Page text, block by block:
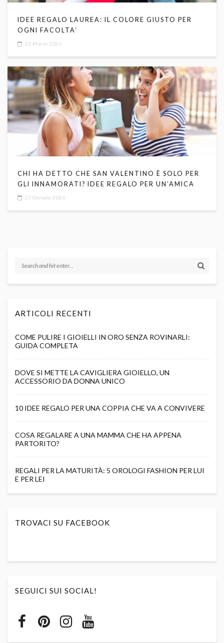
IDEE REGALO LAUREA: IL COLORE GIUSTO PER
OGNI FACOLTA’
23 Marzo 2026
CHI HA DETTO CHE SAN VALENTINO È SOLO PER
GLI INNAMORATI? IDEE REGALO PER UN’AMICA
27 Gennaio 2026
ARTICOLI RECENTI
COME PULIRE I GIOIELLI IN ORO SENZA ROVINARLI:
GUIDA COMPLETA
DOVE SI METTE LA CAVIGLIERA GIOIELLO, UN
ACCESSORIO DA DONNA UNICO
10 IDEE REGALO PER UNA COPPIA CHE VA A CONVIVERE
COSA REGALARE A UNA MAMMA CHE HA APPENA
PARTORITO?
REGALI PER LA MATURITÀ: 5 OROLOGI FASHION PER LUI
E PER LEI
TROVACI SU FACEBOOK
SEGUICI SUI SOCIAL!